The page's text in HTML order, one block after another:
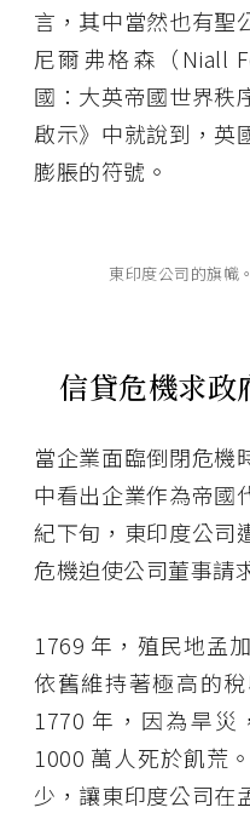
言，其中當然也有聖
尼爾弗格森（Niall
國：大英帝國世界秩
啟示》中就說到，英
膨脹的符號。
東印度公司的旗幟
信貸危機求政
當企業面臨倒閉危機
中看出企業作為帝國
紀下旬，東印度公司
危機迫使公司董事請
1769 年，殖民地孟
依舊維持著極高的
1770 年，因為旱
1000 萬人死於飢荒
少，讓東印度公司在